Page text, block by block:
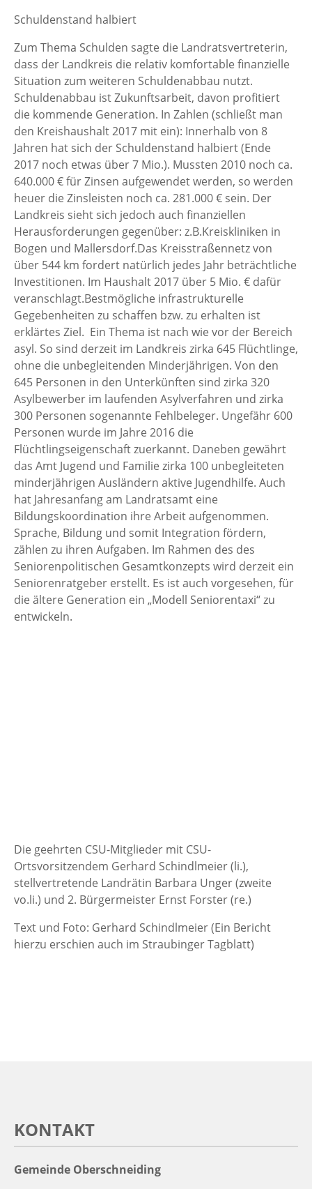
Schuldenstand halbiert
Zum Thema Schulden sagte die Landratsvertreterin,
dass der Landkreis die relativ komfortable finanzielle
Situation zum weiteren Schuldenabbau nutzt.
Schuldenabbau ist Zukunftsarbeit, davon profitiert
die kommende Generation. In Zahlen (schließt man
den Kreishaushalt 2017 mit ein): Innerhalb von 8
Jahren hat sich der Schuldenstand halbiert (Ende
2017 noch etwas über 7 Mio.). Mussten 2010 noch ca.
640.000 € für Zinsen aufgewendet werden, so werden
heuer die Zinsleisten noch ca. 281.000 € sein. Der
Landkreis sieht sich jedoch auch finanziellen
Herausforderungen gegenüber: z.B.Kreiskliniken in
Bogen und Mallersdorf.Das Kreisstraßennetz von
über 544 km fordert natürlich jedes Jahr beträchtliche
Investitionen. Im Haushalt 2017 über 5 Mio. € dafür
veranschlagt.Bestmögliche infrastrukturelle
Gegebenheiten zu schaffen bzw. zu erhalten ist
erklärtes Ziel. Ein Thema ist nach wie vor der Bereich
asyl. So sind derzeit im Landkreis zirka 645 Flüchtlinge,
ohne die unbegleitenden Minderjährigen. Von den
645 Personen in den Unterkünften sind zirka 320
Asylbewerber im laufenden Asylverfahren und zirka
300 Personen sogenannte Fehlbeleger. Ungefähr 600
Personen wurde im Jahre 2016 die
Flüchtlingseigenschaft zuerkannt. Daneben gewährt
das Amt Jugend und Familie zirka 100 unbegleiteten
minderjährigen Ausländern aktive Jugendhilfe. Auch
hat Jahresanfang am Landratsamt eine
Bildungskoordination ihre Arbeit aufgenommen.
Sprache, Bildung und somit Integration fördern,
zählen zu ihren Aufgaben. Im Rahmen des des
Seniorenpolitischen Gesamtkonzepts wird derzeit ein
Seniorenratgeber erstellt. Es ist auch vorgesehen, für
die ältere Generation ein „Modell Seniorentaxi“ zu
entwickeln.
Die geehrten CSU-Mitglieder mit CSU-
Ortsvorsitzendem Gerhard Schindlmeier (li.),
stellvertretende Landrätin Barbara Unger (zweite
vo.li.) und 2. Bürgermeister Ernst Forster (re.)
Text und Foto: Gerhard Schindlmeier (Ein Bericht
hierzu erschien auch im Straubinger Tagblatt)
KONTAKT
Gemeinde Oberschneiding